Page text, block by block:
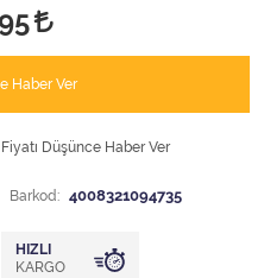
Haber Ver
Fiyatı Düşünce Haber Ver
Barkod: 4008321094735
HIZLI
KARGO